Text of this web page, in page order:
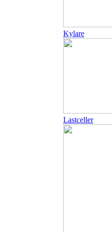
Kylare
Lastceller